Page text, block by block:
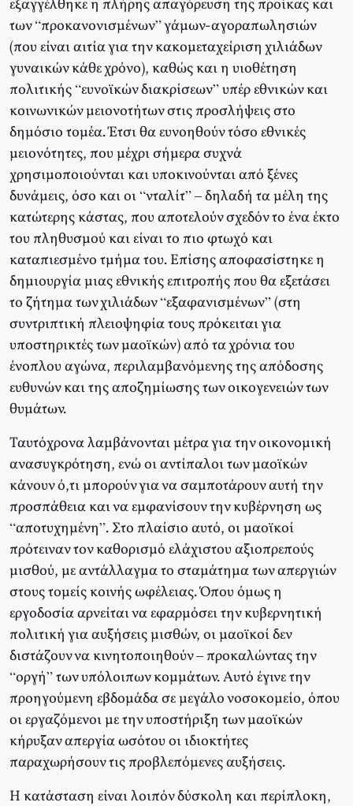
εξαγγέλθηκε η πλήρης απαγόρευση της προίκας και
των “προκανονισμένων” γάμων-αγοραπωλησιών
(που είναι αιτία για την κακομεταχείριση χιλιάδων
γυναικών κάθε χρόνο), καθώς και η υιοθέτηση
πολιτικής “ευνοϊκών διακρίσεων” υπέρ εθνικών και
κοινωνικών μειονοτήτων στις προσλήψεις στο
δημόσιο τομέα. Έτσι θα ευνοηθούν τόσο εθνικές
μειονότητες, που μέχρι σήμερα συχνά
χρησιμοποιούνται και υποκινούνται από ξένες
δυνάμεις, όσο και οι “νταλίτ” – δηλαδή τα μέλη της
κατώτερης κάστας, που αποτελούν σχεδόν το ένα έκτο
του πληθυσμού και είναι το πιο φτωχό και
καταπιεσμένο τμήμα του. Επίσης αποφασίστηκε η
δημιουργία μιας εθνικής επιτροπής που θα εξετάσει
το ζήτημα των χιλιάδων “εξαφανισμένων” (στη
συντριπτική πλειοψηφία τους πρόκειται για
υποστηρικτές των μαοϊκών) από τα χρόνια του
ένοπλου αγώνα, περιλαμβανόμενης της απόδοσης
ευθυνών και της αποζημίωσης των οικογενειών των
θυμάτων.
Ταυτόχρονα λαμβάνονται μέτρα για την οικονομική
ανασυγκρότηση, ενώ οι αντίπαλοι των μαοϊκών
κάνουν ό,τι μπορούν για να σαμποτάρουν αυτή την
προσπάθεια και να εμφανίσουν την κυβέρνηση ως
“αποτυχημένη”. Στο πλαίσιο αυτό, οι μαοϊκοί
πρότειναν τον καθορισμό ελάχιστου αξιοπρεπούς
μισθού, με αντάλλαγμα το σταμάτημα των απεργιών
στους τομείς κοινής ωφέλειας. Όπου όμως η
εργοδοσία αρνείται να εφαρμόσει την κυβερνητική
πολιτική για αυξήσεις μισθών, οι μαοϊκοί δεν
διστάζουν να κινητοποιηθούν – προκαλώντας την
“οργή” των υπόλοιπων κομμάτων. Αυτό έγινε την
προηγούμενη εβδομάδα σε μεγάλο νοσοκομείο, όπου
οι εργαζόμενοι με την υποστήριξη των μαοϊκών
κήρυξαν απεργία ωσότου οι ιδιοκτήτες
παραχωρήσουν τις προβλεπόμενες αυξήσεις.
Η κατάσταση είναι λοιπόν δύσκολη και περίπλοκη,